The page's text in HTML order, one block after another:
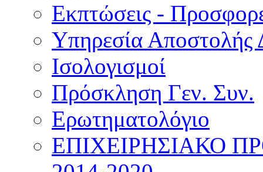
Εκπτώσεις -
Υπηρεσία Αποστολής
Ισολογισμοί
Πρόσκληση Γεν. Συν.
Ερωτηματολόγιο
ΕΠΙΧΕΙΡΗΣΙΑΚΟ